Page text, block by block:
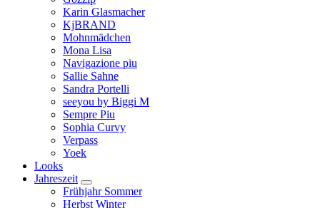
Karin Glasmacher
KjBRAND
Mohnmädchen
Mona Lisa
Navigazione piu
Sallie Sahne
Sandra Portelli
seeyou by Biggi M
Sempre Piu
Sophia Curvy
Verpass
Yoek
Looks
Jahreszeit
Frühjahr Sommer
Herbst Winter